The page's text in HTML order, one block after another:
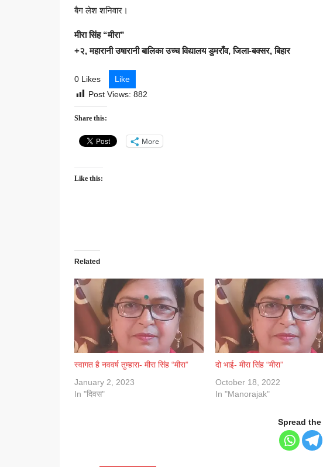
बैग लेश शनिवार।
मीरा सिंह “मीरा”
+२, महारानी उषारानी बालिका उच्च विद्यालय डुमराँव, जिला-बक्सर, बिहार
0 Likes
Like
Post Views: 882
Share this:
More
Like this:
Related
स्वागत है नववर्ष तुम्हारा- मीरा सिंह “मीरा”
January 2, 2023
In "दिवस"
दो भाई- मीरा सिंह “मीरा”
October 18, 2022
In "Manorajak"
Spread